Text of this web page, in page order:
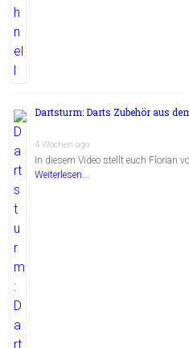
Dartsturm: Darts Zubehör aus
4 Wochen ago
In diesem Video stellt euch Florian
Weiterlesen...